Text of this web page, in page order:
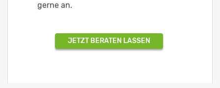
gerne an.
JETZT BERATEN LASSEN